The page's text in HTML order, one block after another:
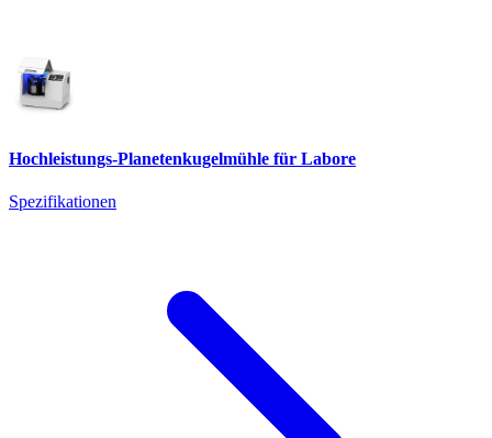
Hochleistungs-Planetenkugelmühle für Labore
Spezifikationen